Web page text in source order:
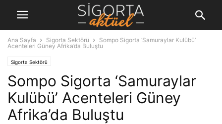
Ana Sayfa Sigorta Sektörü
Sompo Sigorta ‘Samuraylar Kulübü’
Acenteleri Güney Afrika’da Buluştu
Sigorta Sektörü
Sompo Sigorta ‘Samuraylar
Kulübü’ Acenteleri Güney
Afrika’da Buluştu